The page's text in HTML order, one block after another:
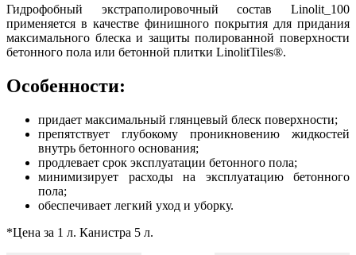
Гидрофобный экстраполировочный состав Linolit_100
применяется в качестве финишного покрытия для придания
максимального блеска и защиты полированной поверхности
бетонного пола или бетонной плитки LinolitTiles®.
Особенности:
придает максимальный глянцевый блеск поверхности;
препятствует глубокому проникновению жидкостей
внутрь бетонного основания;
продлевает срок эксплуатации бетонного пола;
минимизирует расходы на эксплуатацию бетонного
пола;
обеспечивает легкий уход и уборку.
*Цена за 1 л. Канистра 5 л.